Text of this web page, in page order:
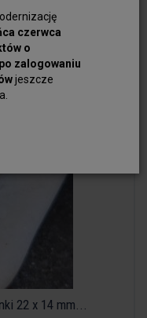
czerwca
o
zalogowaniu
jeszcze
22 x 14 mm...